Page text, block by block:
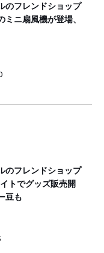
のフレンドショップ
ミニ扇風機が登場、
のフレンドショップ
トでグッズ販売開
豆も